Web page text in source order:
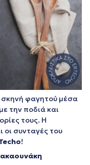
σκηνή φαγητού μέσα
την ποδιά και
τους. Η
οι συνταγές του
!